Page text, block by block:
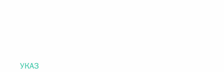
УКАЗ